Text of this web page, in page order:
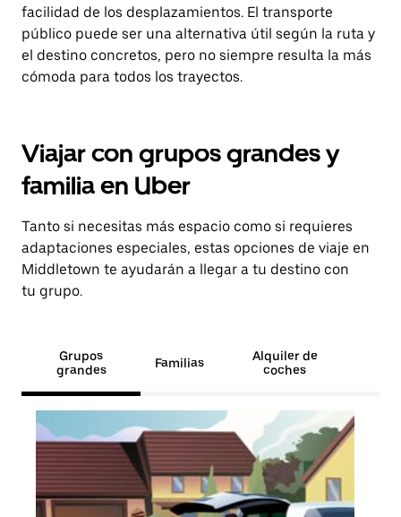
facilidad de los desplazamientos. El transporte
público puede ser una alternativa útil según la ruta y
el destino concretos, pero no siempre resulta la más
cómoda para todos los trayectos.
Viajar con grupos grandes y
familia en Uber
Tanto si necesitas más espacio como si requieres
adaptaciones especiales, estas opciones de viaje en
Middletown te ayudarán a llegar a tu destino con
tu grupo.
Grupos
grandes
Familias
Alquiler de
coches